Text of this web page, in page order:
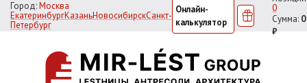
Город:Москва
ЕкатеринбургКазаньНовосибирскСанкт-
Петербург
Онлайн-
калькулятор
0
Сумма: 0
₽